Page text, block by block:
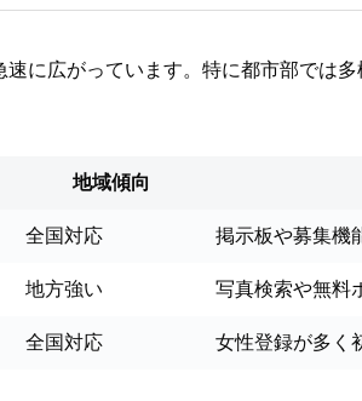
に広がっています。特に都市部では
地域傾向
全国対応 掲示板や募集機
地方強い 写真検索や無料
全国対応 女性登録が多く